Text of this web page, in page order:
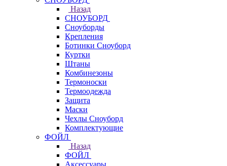
Назад
СНОУБОРД
Сноуборды
Крепления
Ботинки Сноуборд
Куртки
Штаны
Комбинезоны
Термоноски
Термоодежда
Защита
Маски
Чехлы Сноуборд
Комплектующие
ФОЙЛ
Назад
ФОЙЛ
Аксессуары